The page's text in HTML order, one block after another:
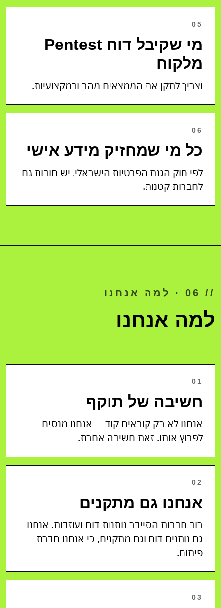
05
מי שקיבל דוח Pentest
מלקוח
וצריך לתקן את הממצאים מהר ובמקצועיות.
06
כל מי שמחזיק מידע אישי
לפי חוק הגנת הפרטיות הישראלי, יש חובות גם
לחברות קטנות.
// 06 · למה אנחנו
למה אנחנו
01
חשיבה של תוקף
אנחנו לא רק קוראים קוד — אנחנו מנסים
לפרוץ אותו. זאת חשיבה אחרת.
02
אנחנו גם מתקנים
רוב חברות הסייבר נותנות דוח ועוזבות. אנחנו
גם נותנים דוח וגם מתקנים, כי אנחנו חברת
פיתוח.
03